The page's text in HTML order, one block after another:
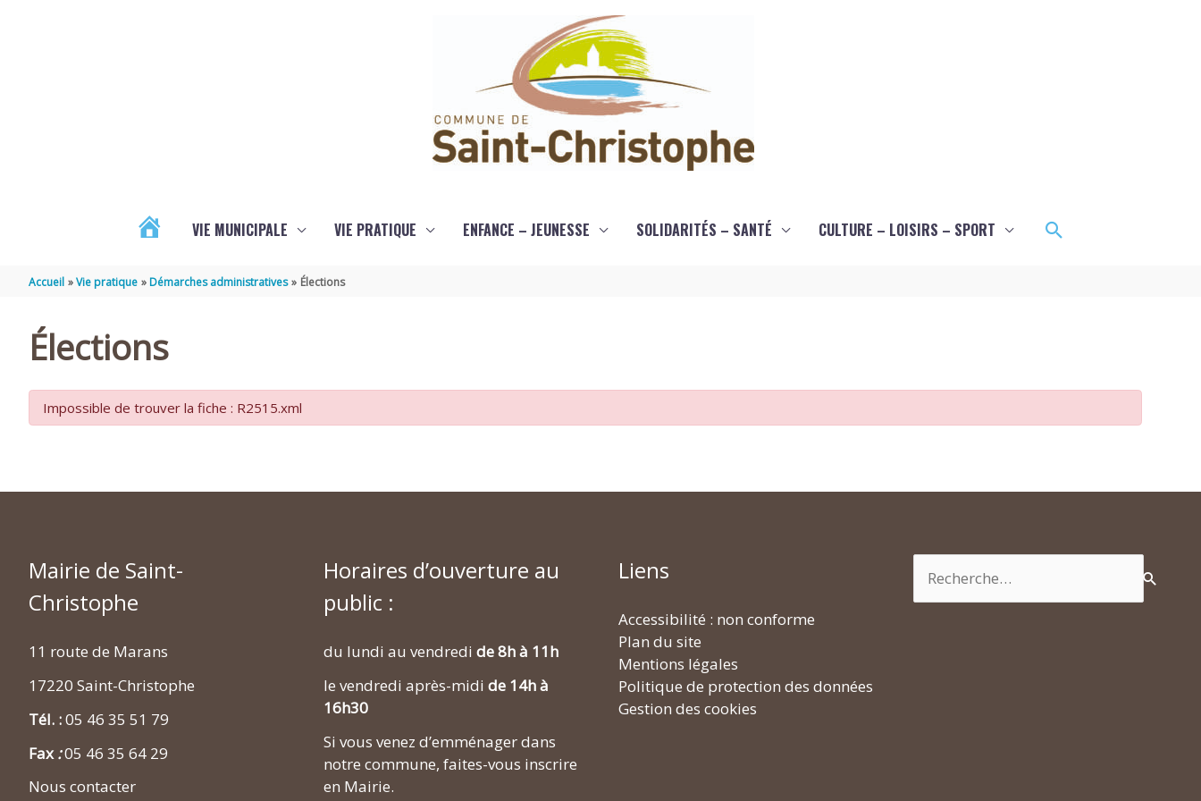
VIE MUNICIPALE VIE PRATIQUE ENFANCE – JEUNESSE SOLIDARITÉS – SANTÉ CULTURE – LOISIRS – SPORT Rechercher
Accueil Vie pratique Démarches administratives Élections
Élections
Impossible de trouver la fiche : R2515.xml
Mairie de Saint-
Christophe
11 route de Marans
17220 Saint-Christophe
Tél. :05 46 35 51 79
Fax :05 46 35 64 29
Nous contacter
Horaires d’ouverture au
public :
du lundi au vendredi de 8h à 11h
le vendredi après-midi de 14h à
16h30
Si vous venez d’emménager dans
notre commune, faites-vous inscrire
en Mairie.
Liens
Accessibilité : non conforme
Plan du site
Mentions légales
Politique de protection des données
Gestion des cookies